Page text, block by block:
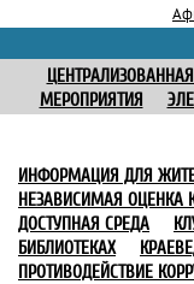
МЕРОПРИЯТИЯ
ИНФОРМАЦИЯ ДЛЯ
НЕЗАВИСИМАЯ ОЦЕНКА
ДОСТУПНАЯ СРЕДА
БИБЛИОТЕКАХ
ПРОТИВОДЕЙСТВИЕ